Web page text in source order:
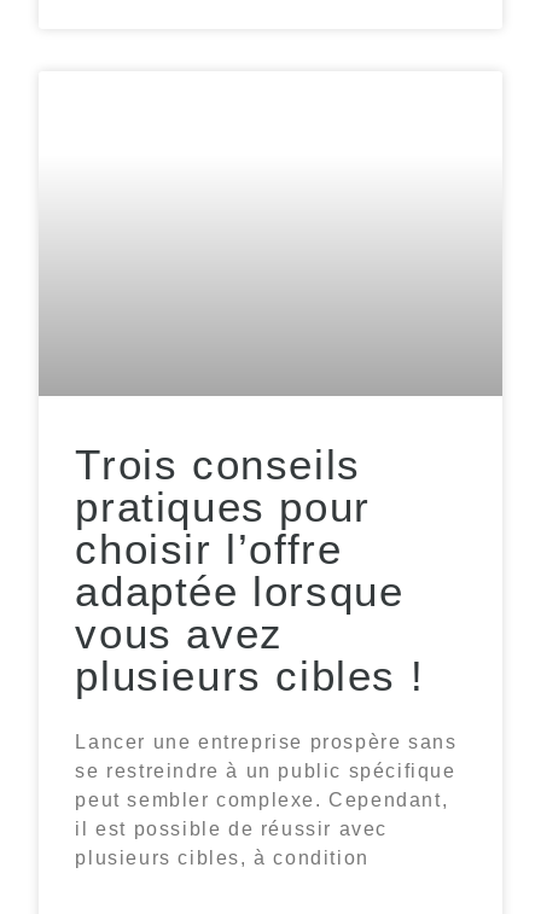
Trois conseils
pratiques pour
choisir l’offre
adaptée lorsque
vous avez
plusieurs cibles !
Lancer une entreprise prospère sans
se restreindre à un public spécifique
peut sembler complexe. Cependant,
il est possible de réussir avec
plusieurs cibles, à condition